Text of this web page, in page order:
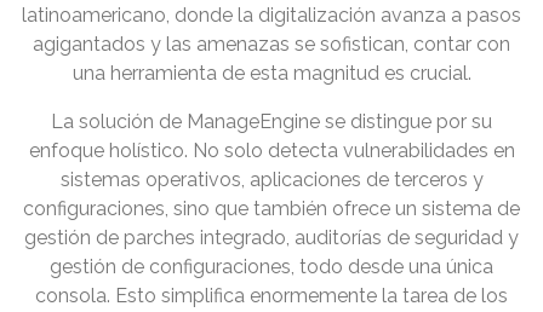
latinoamericano, donde la digitalización avanza a pasos
agigantados y las amenazas se sofistican, contar con
una herramienta de esta magnitud es crucial.
La solución de ManageEngine se distingue por su
enfoque holístico. No solo detecta vulnerabilidades en
sistemas operativos, aplicaciones de terceros y
configuraciones, sino que también ofrece un sistema de
gestión de parches integrado, auditorías de seguridad y
gestión de configuraciones, todo desde una única
consola. Esto simplifica enormemente la tarea de los